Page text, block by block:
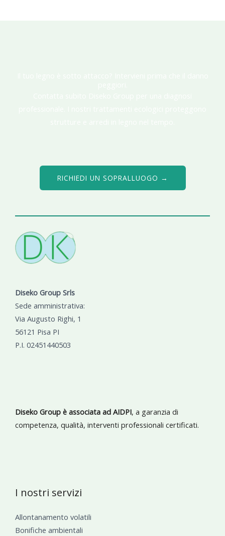
RICHIEDI UN SOPRALLUOGO →
Diseko Group Srls
Sede amministrativa:
Via Augusto Righi, 1
56121 Pisa PI
P.I. 02451440503
Diseko Group è associata ad AIDPI, a garanzia di
competenza, qualità, interventi professionali certificati.
I nostri servizi
Allontanamento volatili
Bonifiche ambientali